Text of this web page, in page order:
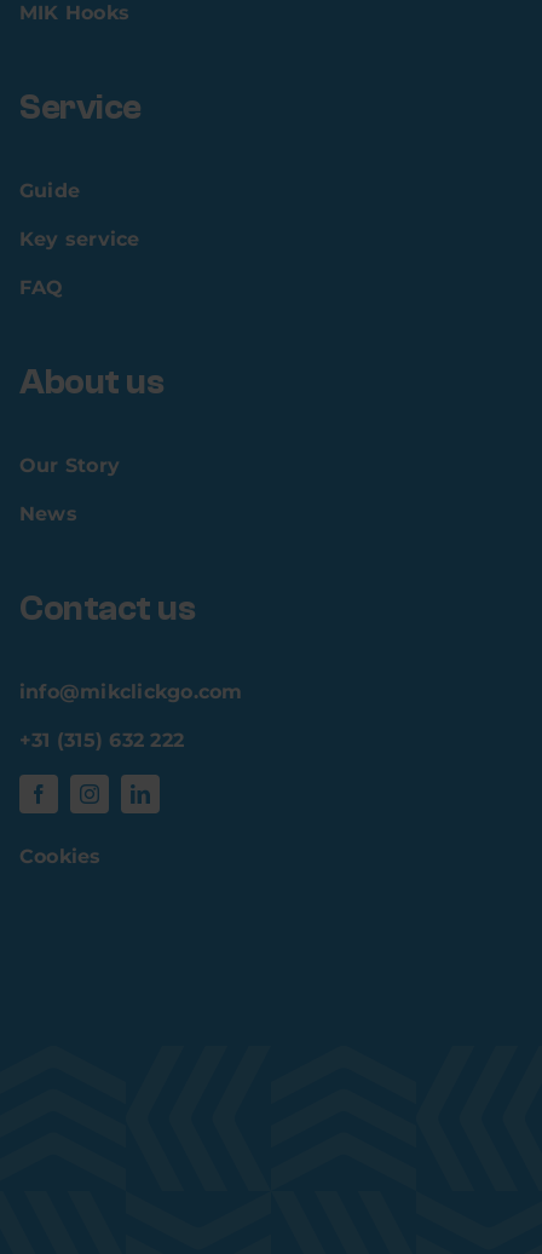
MIK Hooks
Service
Guide
Key service
FAQ
About us
Our Story
News
Contact us
info@mikclickgo.com
+31 (315) 632 222
Cookies